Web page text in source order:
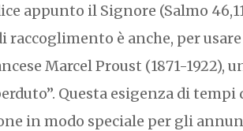
appunto il Signore (Salmo
raccoglimento è anche, per
Marcel Proust (1871-1922),
Questa esigenza di
in modo speciale per gli